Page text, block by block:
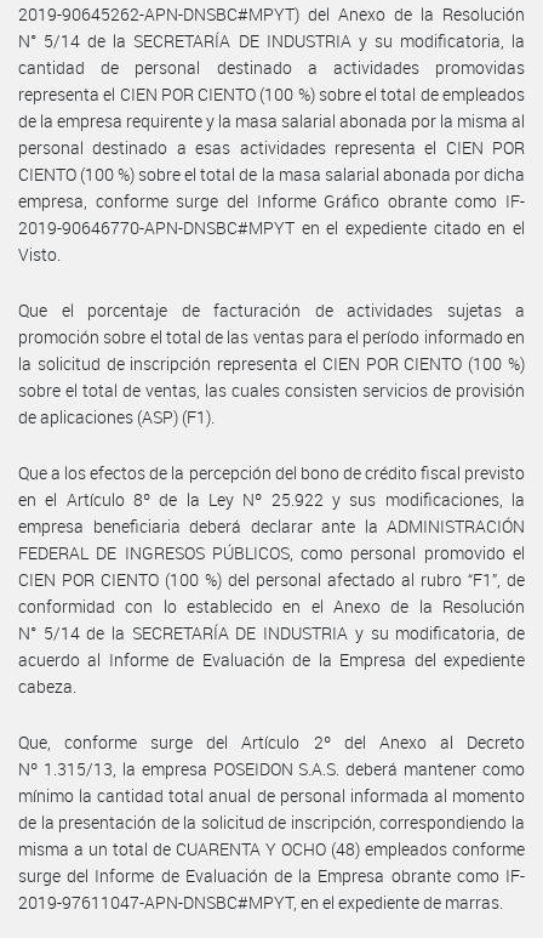
2019-90645262-APN-DNSBC#MPYT) del Anexo de la Resolución
N° 5/14 de la SECRETARÍA DE INDUSTRIA y su modificatoria, la
cantidad de personal destinado a actividades promovidas
representa el CIEN POR CIENTO (100 %) sobre el total de empleados
de la empresa requirente y la masa salarial abonada por la misma al
personal destinado a esas actividades representa el CIEN POR
CIENTO (100 %) sobre el total de la masa salarial abonada por dicha
empresa, conforme surge del Informe Gráfico obrante como IF-
2019-90646770-APN-DNSBC#MPYT en el expediente citado en el
Visto.
Que el porcentaje de facturación de actividades sujetas a
promoción sobre el total de las ventas para el período informado en
la solicitud de inscripción representa el CIEN POR CIENTO (100 %)
sobre el total de ventas, las cuales consisten servicios de provisión
de aplicaciones (ASP) (F1).
Que a los efectos de la percepción del bono de crédito fiscal previsto
en el Artículo 8º de la Ley Nº 25.922 y sus modificaciones, la
empresa beneficiaria deberá declarar ante la ADMINISTRACIÓN
FEDERAL DE INGRESOS PÚBLICOS, como personal promovido el
CIEN POR CIENTO (100 %) del personal afectado al rubro “F1”, de
conformidad con lo establecido en el Anexo de la Resolución
N° 5/14 de la SECRETARÍA DE INDUSTRIA y su modificatoria, de
acuerdo al Informe de Evaluación de la Empresa del expediente
cabeza.
Que, conforme surge del Artículo 2º del Anexo al Decreto
Nº 1.315/13, la empresa POSEIDON S.A.S. deberá mantener como
mínimo la cantidad total anual de personal informada al momento
de la presentación de la solicitud de inscripción, correspondiendo la
misma a un total de CUARENTA Y OCHO (48) empleados conforme
surge del Informe de Evaluación de la Empresa obrante como IF-
2019-97611047-APN-DNSBC#MPYT, en el expediente de marras.